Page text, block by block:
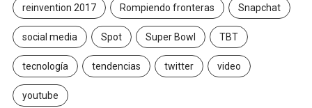
reinvention 2017 Rompiendo fronteras Snapchat
social media Spot Super Bowl TBT
tecnología tendencias twitter video
youtube